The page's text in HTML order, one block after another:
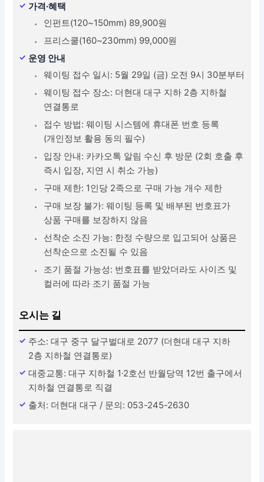
가격·혜택
인펀트(120~150mm) 89,900원
프리스쿨(160~230mm) 99,000원
운영 안내
웨이팅 접수 일시: 5월 29일 (금) 오전 9시 30분부터
웨이팅 접수 장소: 더현대 대구 지하 2층 지하철
연결통로
접수 방법: 웨이팅 시스템에 휴대폰 번호 등록
(개인정보 활용 동의 필수)
입장 안내: 카카오톡 알림 수신 후 방문 (2회 호출 후
즉시 입장, 지연 시 취소 가능)
구매 제한: 1인당 2족으로 구매 가능 개수 제한
구매 보장 불가: 웨이팅 등록 및 배부된 번호표가
상품 구매를 보장하지 않음
선착순 소진 가능: 한정 수량으로 입고되어 상품은
선착순으로 소진될 수 있음
조기 품절 가능성: 번호표를 받았더라도 사이즈 및
컬러에 따라 조기 품절 가능
오시는 길
주소: 대구 중구 달구벌대로 2077 (더현대 대구 지하
2층 지하철 연결통로)
대중교통: 대구 지하철 1·2호선 반월당역 12번 출구에서
지하철 연결통로 직결
출처: 더현대 대구 / 문의: 053-245-2630